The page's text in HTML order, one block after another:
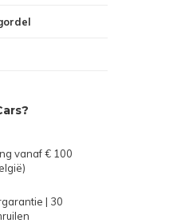
vanaf € 100
| 30